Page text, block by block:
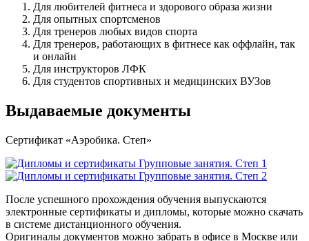
Для любителей фитнеса и здорового образа жизни
Для опытных спортсменов
Для тренеров любых видов спорта
Для тренеров, работающих в фитнесе как оффлайн, так
и онлайн
Для инструкторов ЛФК
Для студентов спортивных и медицин­ских ВУЗов
Выдаваемые документы
Сертификат «Аэробика. Степ»
После успешного прохождения обучения выпускаются
электронные сертификаты и дипломы, которые можно скачать
в системе дистанционного обучения.
Оригиналы документов можно забрать в офисе в Москве или